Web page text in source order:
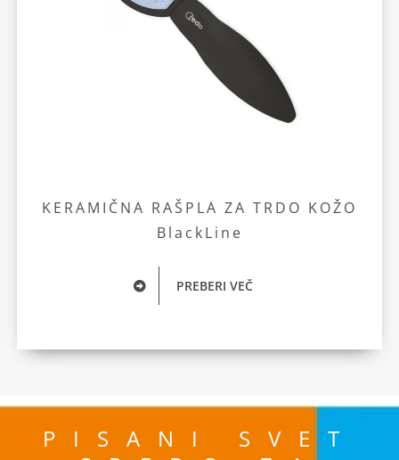
KERAMIČNA RAŠPLA ZA TRDO KOŽO
BlackLine
PREBERI VEČ
PISANI SVET